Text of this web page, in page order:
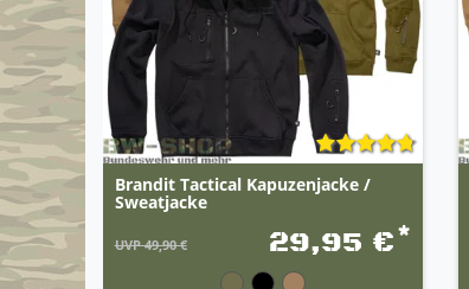
Brandit Tactical Kapuzenjacke /
Sweatjacke
UVP 49,90 € 29,95 €*